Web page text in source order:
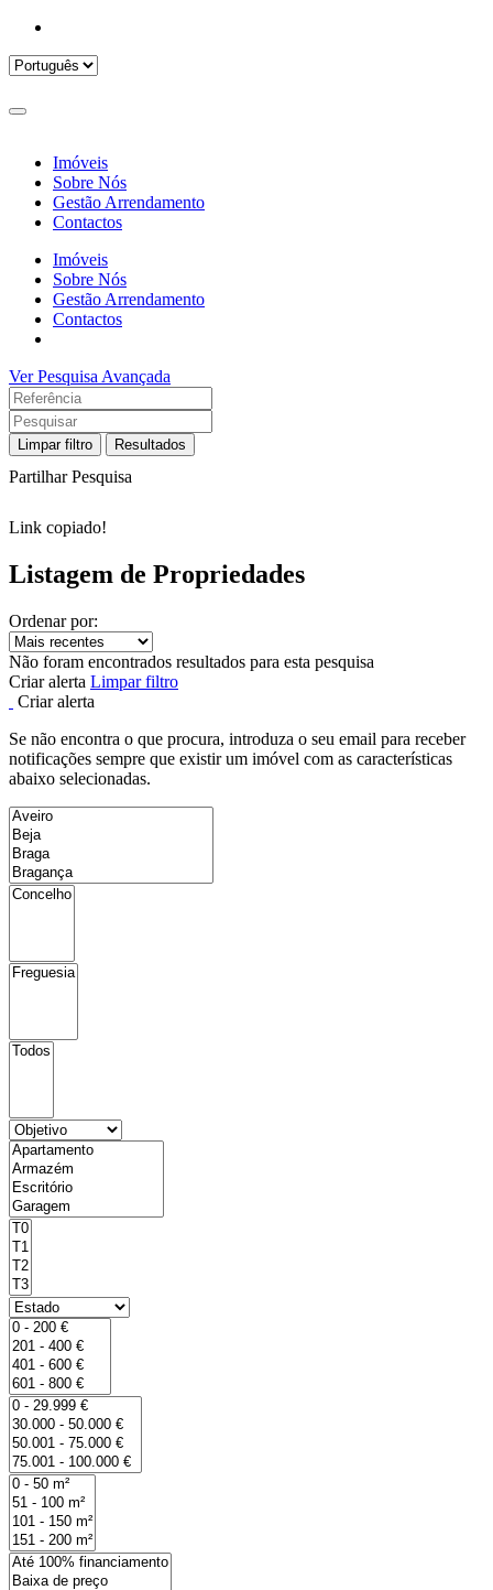
Imóveis
Sobre Nós
Gestão Arrendamento
Contactos
Imóveis
Sobre Nós
Gestão Arrendamento
Contactos
Ver Pesquisa Avançada
Limpar filtro Resultados
Partilhar Pesquisa
Link copiado!
Listagem de Propriedades
Ordenar por:
Não foram encontrados resultados para esta pesquisa
Criar alerta Limpar filtro
Criar alerta
Se não encontra o que procura, introduza o seu email para receber
notificações sempre que existir um imóvel com as características
abaixo selecionadas.